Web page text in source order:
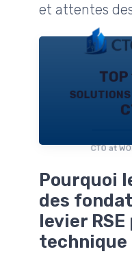
et attentes
TOP
solutions
CTO at
Pourquoi
des
levier
technique